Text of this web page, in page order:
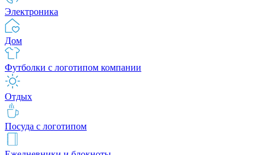
Электроника
Дом
Футболки с логотипом компании
Отдых
Посуда с логотипом